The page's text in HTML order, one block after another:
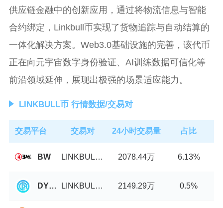
供应链金融中的创新应用，通过将物流信息与智能
合约绑定，Linkbull币实现了货物追踪与自动结算的
一体化解决方案。Web3.0基础设施的完善，该代币
正在向元宇宙数字身份验证、AI训练数据可信化等
前沿领域延伸，展现出极强的场景适应能力。
LINKBULL币 行情数据/交易对
交易平台 交易对 24小时交易量 占比
BW LINKBULL币/USDT 2078.44万 6.13%
DYORSwap LINKBULL币/USDT 2149.29万 0.5%